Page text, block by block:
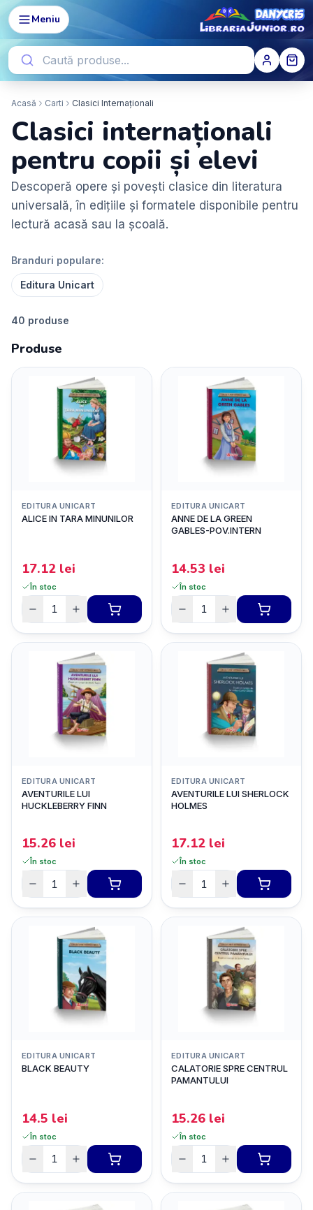
Meniu
Acasă Carti Clasici Internaționali
Clasici internaționali
pentru copii și elevi
Descoperă opere și povești clasice din literatura
universală, în edițiile și formatele disponibile pentru
lectură acasă sau la școală.
Branduri populare:
Editura Unicart
40 produse
Produse
EDITURA UNICART
ALICE IN TARA MINUNILOR
17.12 lei
În stoc
EDITURA UNICART
ANNE DE LA GREEN
GABLES-POV.INTERN
14.53 lei
În stoc
EDITURA UNICART
AVENTURILE LUI
HUCKLEBERRY FINN
15.26 lei
În stoc
EDITURA UNICART
AVENTURILE LUI SHERLOCK
HOLMES
17.12 lei
În stoc
EDITURA UNICART
BLACK BEAUTY
14.5 lei
În stoc
EDITURA UNICART
CALATORIE SPRE CENTRUL
PAMANTULUI
15.26 lei
În stoc